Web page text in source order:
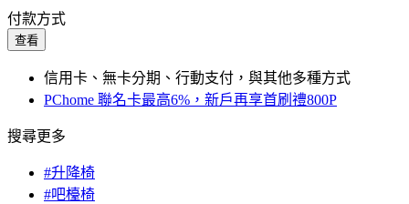
付款方式
查看
信用卡、無卡分期、行動支付，與其他多種方式
PChome 聯名卡最高6%，新戶再享首刷禮800P
搜尋更多
#升降椅
#吧檯椅